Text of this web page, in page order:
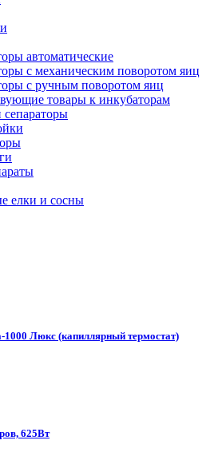
автоматические
с механическим поворотом яиц
с ручным поворотом яиц
товары к инкубаторам
елки и сосны
Люкс (капиллярный термостат)
625Вт